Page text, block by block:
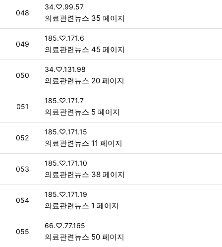
번호
048
접속자
34.♡.99.57
의료관련뉴스 35 페이지
번호
049
접속자
185.♡.171.6
의료관련뉴스 45 페이지
번호
050
접속자
34.♡.131.98
의료관련뉴스 20 페이지
번호
051
접속자
185.♡.171.7
의료관련뉴스 5 페이지
번호
052
접속자
185.♡.171.15
의료관련뉴스 11 페이지
번호
053
접속자
185.♡.171.10
의료관련뉴스 38 페이지
번호
054
접속자
185.♡.171.19
의료관련뉴스 1 페이지
번호
055
접속자
66.♡.77.165
의료관련뉴스 50 페이지